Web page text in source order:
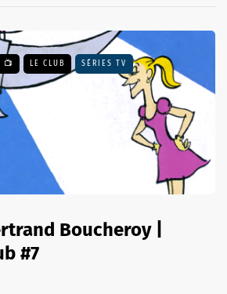
📺 LE CLUB SÉRIES TV
Boucheroy |
#7